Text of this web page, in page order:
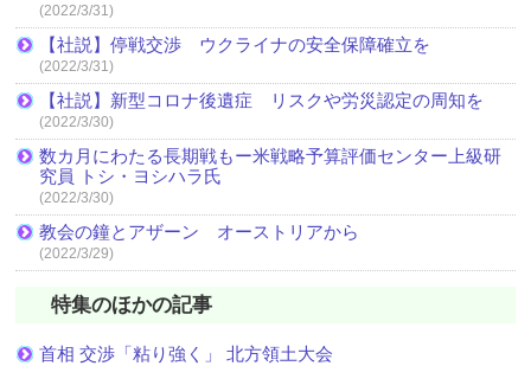
(2022/3/31)
【社説】停戦交渉 ウクライナの安全保障確立を
(2022/3/31)
【社説】新型コロナ後遺症 リスクや労災認定の周知を
(2022/3/30)
数カ月にわたる長期戦もー米戦略予算評価センター上級研
究員 トシ・ヨシハラ氏
(2022/3/30)
教会の鐘とアザーン オーストリアから
(2022/3/29)
特集のほかの記事
首相 交渉「粘り強く」 北方領土大会